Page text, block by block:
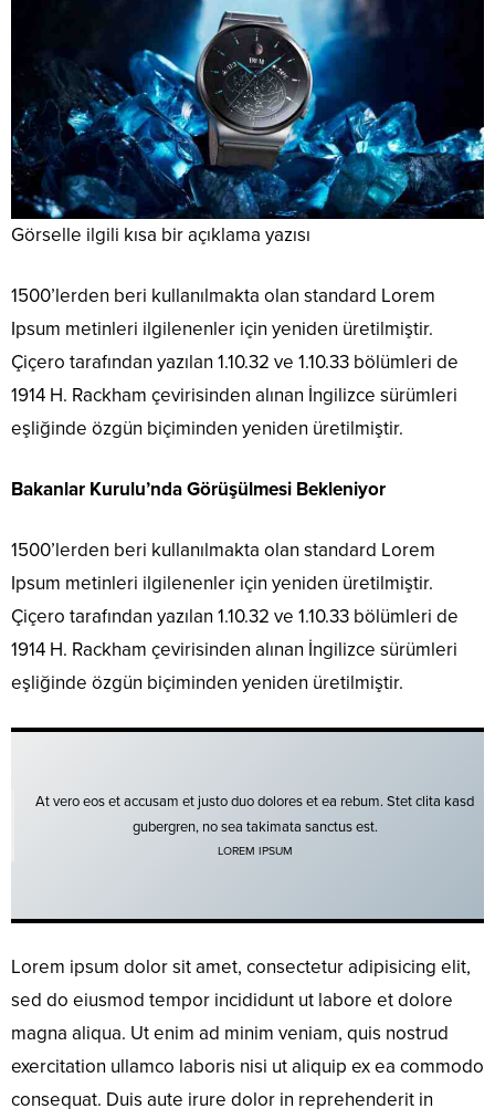
Görselle ilgili kısa bir açıklama yazısı
1500’lerden beri kullanılmakta olan standard Lorem
Ipsum metinleri ilgilenenler için yeniden üretilmiştir.
Çiçero tarafından yazılan 1.10.32 ve 1.10.33 bölümleri de
1914 H. Rackham çevirisinden alınan İngilizce sürümleri
eşliğinde özgün biçiminden yeniden üretilmiştir.
Bakanlar Kurulu’nda Görüşülmesi Bekleniyor
1500’lerden beri kullanılmakta olan standard Lorem
Ipsum metinleri ilgilenenler için yeniden üretilmiştir.
Çiçero tarafından yazılan 1.10.32 ve 1.10.33 bölümleri de
1914 H. Rackham çevirisinden alınan İngilizce sürümleri
eşliğinde özgün biçiminden yeniden üretilmiştir.
At vero eos et accusam et justo duo dolores et ea rebum. Stet clita kasd
gubergren, no sea takimata sanctus est.
LOREM IPSUM
Lorem ipsum dolor sit amet, consectetur adipisicing elit,
sed do eiusmod tempor incididunt ut labore et dolore
magna aliqua. Ut enim ad minim veniam, quis nostrud
exercitation ullamco laboris nisi ut aliquip ex ea commodo
consequat. Duis aute irure dolor in reprehenderit in